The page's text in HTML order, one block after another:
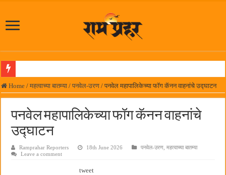
समाजप्रिय नेतृत्व आमदार प्रशांत ठाकूर यांच्या वाढदिवसानिमित्त राज्यभरातून शुभेच्छांचा वर्षाव
सर्वात मोठ्या दिवाळी अंक स्पर्धेचा निकाल जाहीर
जनार्दन भगत शिक्षण प्रसारक संस्थेच्या मुख्य प्रशासकीय कार्यालयासह भव्य मूट कोर्टचे बुधवारी
पालेखुर्द येथील जि.प. शाळेच्या नूतन इमारतीचे लोकनेते रामशेठ ठाकूर यांच्या उद्घाटन
Home / महत्वाच्या बातम्या / पनवेल-उरण / पनवेल महापालिकेच्या फॉग कॅनन वाहनांचे उद्घाटन
पनवेल महापालिकेच्या फॉग कॅनन वाहनांचे
उद्घाटन
Ramprahar Reporters 18th June 2026 पनवेल-उरण ,महत्वाच्या बातम्या
Leave a comment
tweet